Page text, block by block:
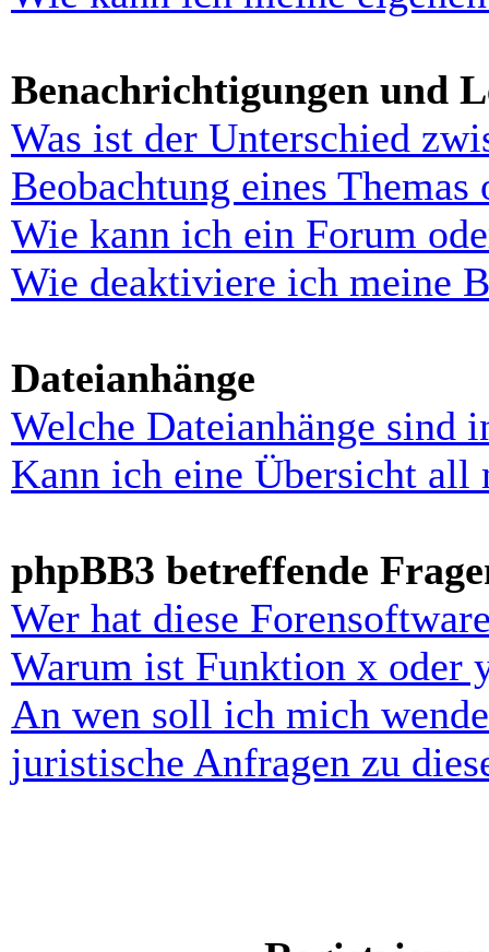
Benachrichtigungen und
Was ist der Unterschied
Beobachtung eines Themas
Wie kann ich ein Forum
Wie deaktiviere ich meine
Dateianhänge
Welche Dateianhänge sind
Kann ich eine Übersicht all
phpBB3 betreffende
Wer hat diese
Warum ist Funktion x oder
An wen soll ich mich
juristische Anfragen zu